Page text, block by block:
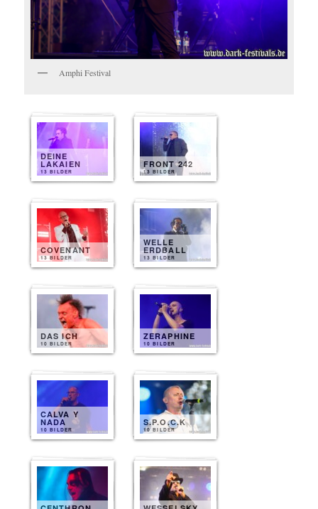
Amphi Festival
DEINE
LAKAIEN
13 BILDER
FRONT 242
13 BILDER
COVENANT
13 BILDER
WELLE
ERDBALL
13 BILDER
DAS ICH
10 BILDER
ZERAPHINE
10 BILDER
CALVA Y
NADA
10 BILDER
S.P.O.C.K
10 BILDER